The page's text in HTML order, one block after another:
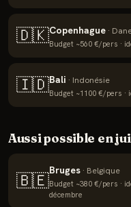
🇩🇰Copenhague ·
Budget ~560 €/pers ·
🇮🇩Bali · Indonésie
Budget ~1100 €/pers ·
Aussi possible en
🇧🇪Bruges · Belgique
Budget ~380 €/pers ·
décembre